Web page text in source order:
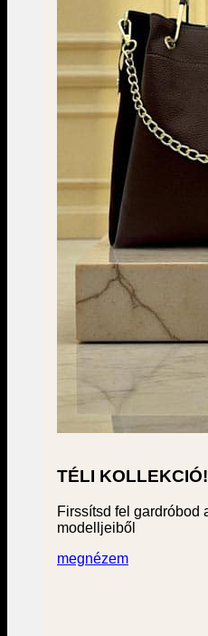
TÉLI KOLLEKCIÓ!
Firssítsd fel gardróbod
modelljeiből
megnézem